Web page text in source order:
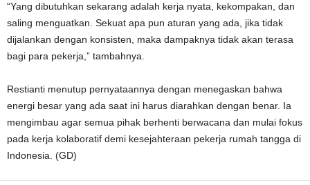
“Yang dibutuhkan sekarang adalah kerja nyata, kekompakan, dan
saling menguatkan. Sekuat apa pun aturan yang ada, jika tidak
dijalankan dengan konsisten, maka dampaknya tidak akan terasa
bagi para pekerja,” tambahnya.
Restianti menutup pernyataannya dengan menegaskan bahwa
energi besar yang ada saat ini harus diarahkan dengan benar. Ia
mengimbau agar semua pihak berhenti berwacana dan mulai fokus
pada kerja kolaboratif demi kesejahteraan pekerja rumah tangga di
Indonesia. (GD)